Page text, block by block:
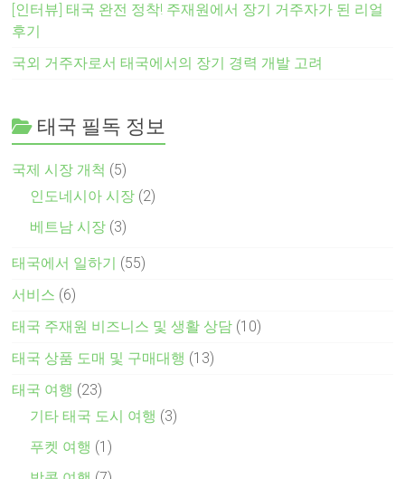
[인터뷰] 태국 완전 정착! 주재원에서 장기 거주자가 된 리얼
후기
국외 거주자로서 태국에서의 장기 경력 개발 고려
태국 필독 정보
국제 시장 개척 (5)
인도네시아 시장 (2)
베트남 시장 (3)
태국에서 일하기
(55)
서비스 (6)
태국 주재원 비즈니스 및 생활 상담 (10)
태국 상품 도매 및 구매대행 (13)
태국 여행 (23)
기타 태국 도시 여행 (3)
푸켓 여행 (1)